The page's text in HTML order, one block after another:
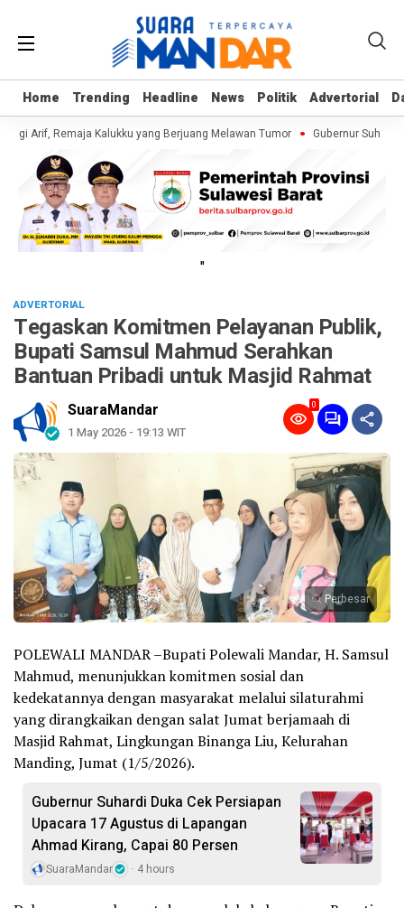
Home Trending Headline News Politik Advertorial
Home Trending Headline News Politik Advertorial
Arif, Remaja Kalukku yang Berjuang Melawan Tumor Gubernur Suhardi
"
ADVERTORIAL
Tegaskan Komitmen Pelayanan Publik,
Bupati Samsul Mahmud Serahkan
Bantuan Pribadi untuk Masjid Rahmat
SuaraMandar
1 May 2026 - 19:13 WIT
0
Perbesar
POLEWALI MANDAR –Bupati Polewali Mandar, H. Samsul
Mahmud, menunjukkan komitmen sosial dan
kedekatannya dengan masyarakat melalui silaturahmi
yang dirangkaikan dengan salat Jumat berjamaah di
Masjid Rahmat, Lingkungan Binanga Liu, Kelurahan
Manding, Jumat (1/5/2026).
Gubernur Suhardi Duka Cek Persiapan
Upacara 17 Agustus di Lapangan
Ahmad Kirang, Capai 80 Persen
SuaraMandar 4 hours